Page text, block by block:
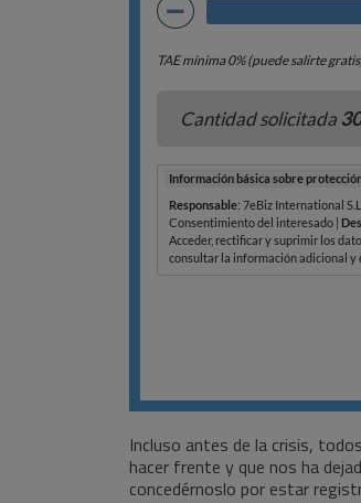
Incluso antes de la crisis,
hacer frente y que nos ha
concedérnoslo por estar